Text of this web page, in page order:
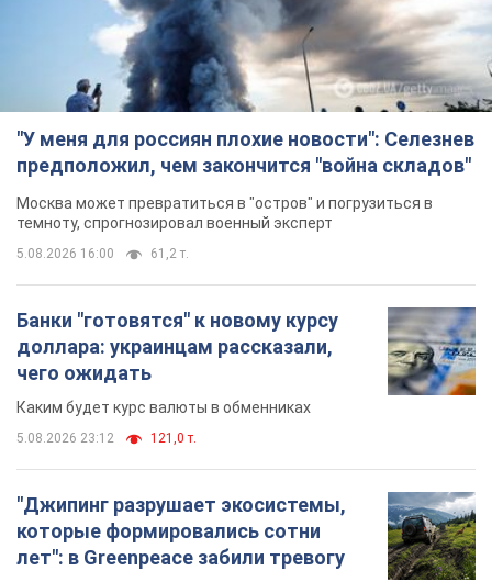
"У меня для россиян плохие новости": Селезнев
предположил, чем закончится "война складов"
Москва может превратиться в "остров" и погрузиться в
темноту, спрогнозировал военный эксперт
5.08.2026 16:00 61,2 т.
Банки "готовятся" к новому курсу
доллара: украинцам рассказали,
чего ожидать
Каким будет курс валюты в обменниках
5.08.2026 23:12 121,0 т.
"Джипинг разрушает экосистемы,
которые формировались сотни
лет": в Greenpeace забили тревогу